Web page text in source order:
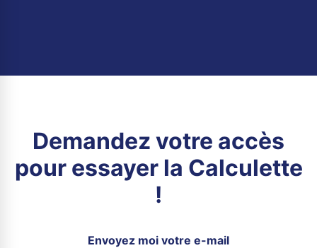
Demandez votre accès
pour essayer la Calculette
!
Envoyez moi votre e-mail